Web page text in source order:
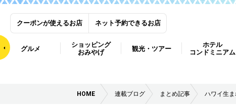
クーポンが使えるお店 ネット予約できるお店
グルメ
ショッピング
おみやげ
観光・ツアー
ホテル
コンドミニアム
HOME 連載ブログ まとめ記事 ハワイ生